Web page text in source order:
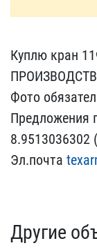
Куплю кран
Фото
Предложения
8.951303630​2
Эл.почта
Другие